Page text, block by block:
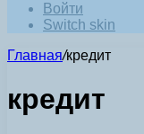
Войти
Switch skin
Главная/кредит
кредит